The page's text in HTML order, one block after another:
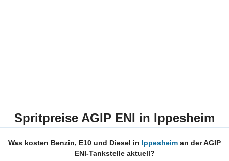
Spritpreise AGIP ENI in Ippesheim
Was kosten Benzin, E10 und Diesel in Ippesheim an der AGIP
ENI-Tankstelle aktuell?